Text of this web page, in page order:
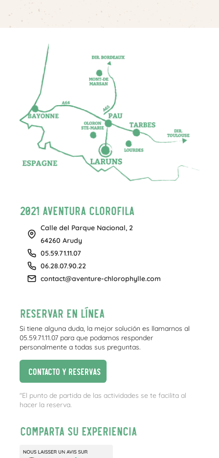
2021 Aventura Clorofila
Calle del Parque Nacional, 2
64260 Arudy
05.59.71.11.07
06.28.07.90.22
contact@aventure-chlorophylle.com
Reservar en línea
Si tiene alguna duda, la mejor solución es llamarnos al
05.59.71.11.07 para que podamos responder
personalmente a todas sus preguntas.
Contacto y reservas
"El punto de partida de las actividades se te facilita al
hacer la reserva.
Comparta su experiencia